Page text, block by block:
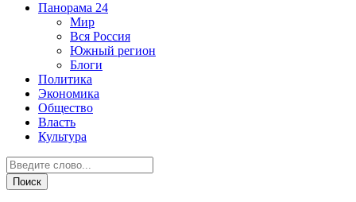
Панорама 24
Мир
Вся Россия
Южный регион
Блоги
Политика
Экономика
Общество
Власть
Культура